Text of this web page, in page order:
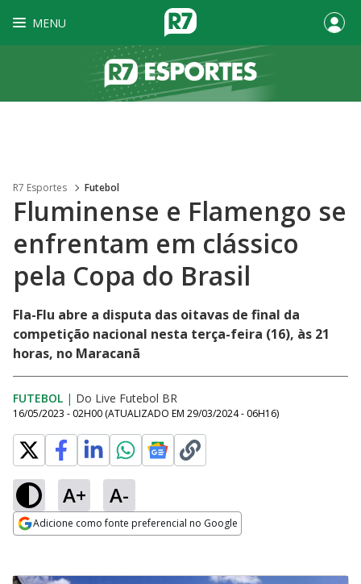
MENU
R7 Esportes Futebol
Fluminense e Flamengo se
enfrentam em clássico
pela Copa do Brasil
Fla-Flu abre a disputa das oitavas de final da
competição nacional nesta terça-feira (16), às 21
horas, no Maracanã
FUTEBOL | Do Live Futebol BR
16/05/2023 - 02H00 (ATUALIZADO EM 29/03/2024 - 06H16)
A+ A-
Adicione como fonte preferencial no Google